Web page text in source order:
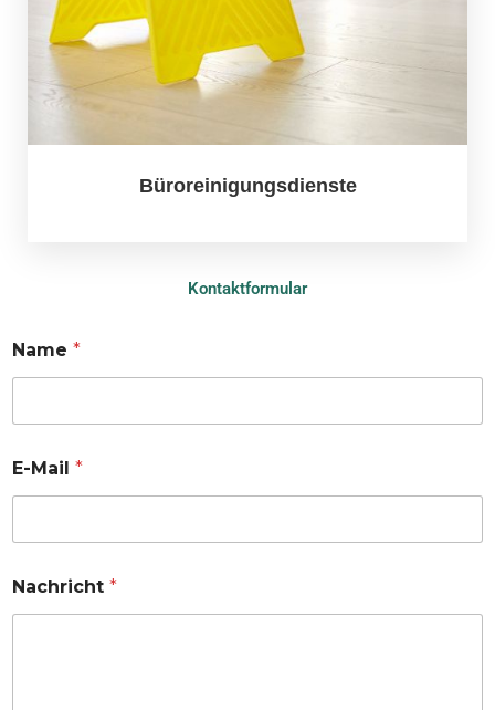
Büroreinigungsdienste
Kontaktformular
Name *
E-Mail *
Nachricht *